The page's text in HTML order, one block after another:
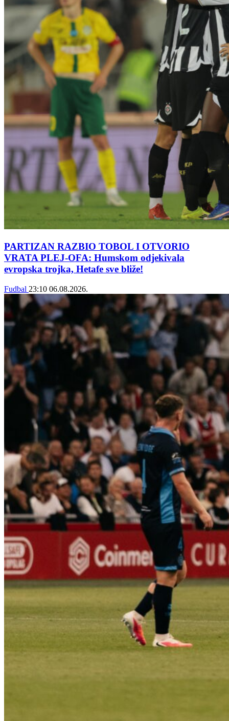
PARTIZAN RAZBIO TOBOL I OTVORIO
VRATA PLEJ-OFA: Humskom odjekivala
evropska trojka, Hetafe sve bliže!
Fudbal 23:10 06.08.2026.